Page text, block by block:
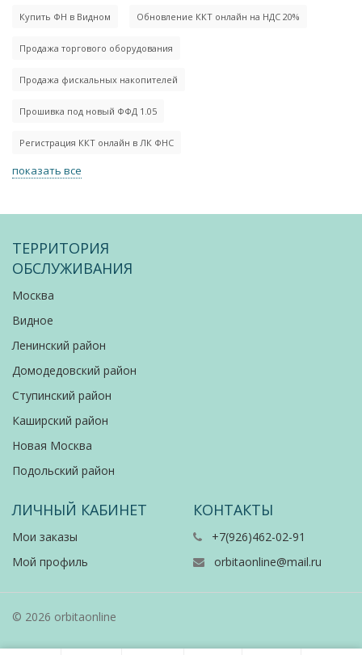
Купить ФН в Видном Обновление ККТ онлайн на НДС 20%
Продажа торгового оборудования
Продажа фискальных накопителей
Прошивка под новый ФФД 1.05
Регистрация ККТ онлайн в ЛК ФНС
показать все
ТЕРРИТОРИЯ
ОБСЛУЖИВАНИЯ
Москва
Видное
Ленинский район
Домодедовский район
Ступинский район
Каширский район
Новая Москва
Подольский район
ЛИЧНЫЙ КАБИНЕТ
Мои заказы
Мой профиль
КОНТАКТЫ
+7(926)462-02-91
orbitaonline@mail.ru
© 2026 orbitaonline